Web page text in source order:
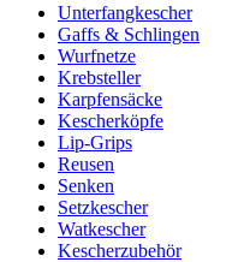
Unterfangkescher
Gaffs & Schlingen
Wurfnetze
Krebsteller
Karpfensäcke
Kescherköpfe
Lip-Grips
Reusen
Senken
Setzkescher
Watkescher
Kescherzubehör